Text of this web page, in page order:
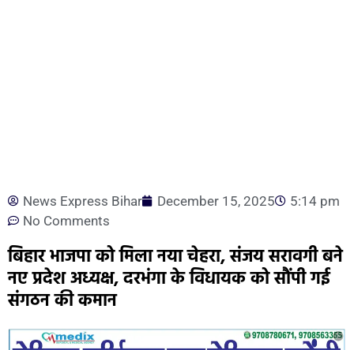
News Express Bihar December 15, 2025
5:14 pm
No Comments
बिहार भाजपा को मिला नया चेहरा, संजय सरावगी बने
नए प्रदेश अध्यक्ष, दरभंगा के विधायक को सौंपी गई
संगठन की कमान